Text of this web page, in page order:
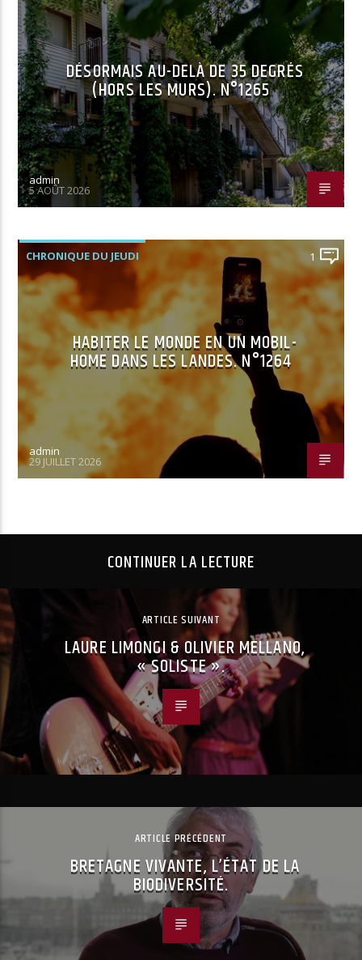
DÉSORMAIS AU-DELÀ DE 35 DEGRÉS
(HORS LES MURS). N°1265
admin
5 AOÛT 2026
CHRONIQUE DU JEUDI 1
HABITER LE MONDE EN UN MOBIL-
HOME DANS LES LANDES. N°1264
admin
29 JUILLET 2026
CONTINUER LA LECTURE
ARTICLE SUIVANT
LAURE LIMONGI & OLIVIER MELLANO,
« SOLISTE ».
ARTICLE PRÉCÉDENT
BRETAGNE VIVANTE, L’ÉTAT DE LA
BIODIVERSITÉ.